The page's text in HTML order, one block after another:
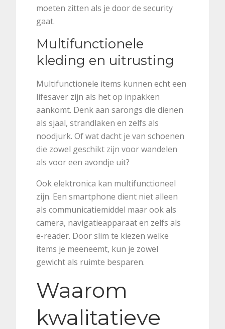
moeten zitten als je door de security
gaat.
Multifunctionele
kleding en uitrusting
Multifunctionele items kunnen echt een
lifesaver zijn als het op inpakken
aankomt. Denk aan sarongs die dienen
als sjaal, strandlaken en zelfs als
noodjurk. Of wat dacht je van schoenen
die zowel geschikt zijn voor wandelen
als voor een avondje uit?
Ook elektronica kan multifunctioneel
zijn. Een smartphone dient niet alleen
als communicatiemiddel maar ook als
camera, navigatieapparaat en zelfs als
e-reader. Door slim te kiezen welke
items je meeneemt, kun je zowel
gewicht als ruimte besparen.
Waarom
kwalitatieve